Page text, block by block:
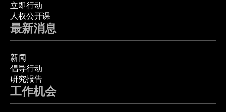
立即行动
人权公开课
最新消息
新闻
倡导行动
研究报告
工作机会